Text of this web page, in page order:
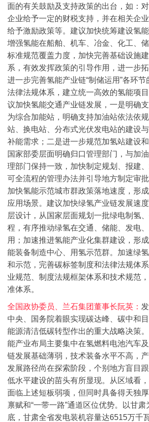
面的有关鼓励及支持政策的出台，如：
企业给予一定的财税支持，并在相关企
给予激励政策等。 建议加快统筹建设氢
增强氢能在船舶、机车、冶金、化工、
标准规范覆盖力度，加快完善基础设施
系，有效发挥政策的引导作用，进一步拓
进一步完善氢能产业链“制储运用”各环
法律法规体系，建立统一高效的氢能项目
议加快氢能交通产业链发展，一是明确
为综合加能站，明确支持加油站依法依
站、换电站、分布式光伏发电站的建设
补能需求；二是进一步规范加氢站建设
国家部委层面明确归口管理部门，与加
理部门保持一致，加快制定规划、报建
可全流程的管理办法并引导地方制定审
加快氢能示范城市群政策落地速度，形
应用场景。 建议加快绿氢产业链发展速
层设计，从国家层面规划一批绿电制氢
程，有序推动绿氢在交通、储能、发电
用；加速推进氢能产业化集群建设，形
能装备制造中心、用氢示范群。加速绿
和示范，完善碳标签制度和法律法规体
业规范、制度法规框架体系和技术规范
准体系。
全国政协委员、兰石集团董事长阮英：
中央、国务院着眼实现碳达峰、碳中和
能源清洁低碳转型作出的重大战略决策
能产业布局主要集中在氢燃料电池汽车
链发展基础薄弱，技术装备水平不高，
发展路径尚在探索阶段，个别地方盲目跟
低水平建设的苗头有所显现。从区域看
面临上述短板弱项，但同时具备得天独
禀赋和“一带一路”通道区位优势。以甘
底，甘肃全省发电装机容量达6515万千